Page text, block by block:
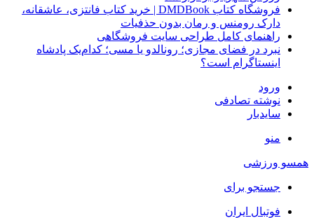
فروشگاه کتاب DMDBook | خرید کتاب فانتزی، عاشقانه،
دارک رومنس و رمان بدون حذفیات
راهنمای کامل طراحی سایت فروشگاهی
نبرد در فضای مجازی؛ رونالدو یا مسی؛ کدام‌یک پادشاه
اینستاگرام است؟
ورود
نوشته تصادفی
سایدبار
منو
همسو ورزشی
جستجو برای
فوتبال ایران